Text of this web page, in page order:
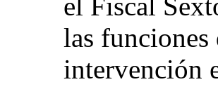
el Fiscal
las funciones
intervención